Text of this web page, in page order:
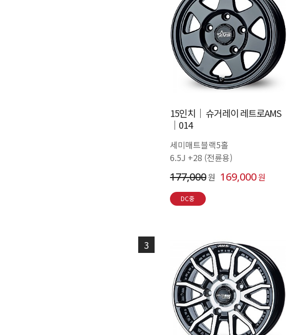
15인치│ 슈거레이 레트로AMS
│014
세미매트블랙5홀
6.5J +28 (전륜용)
177,000원 169,000원
DC중
3